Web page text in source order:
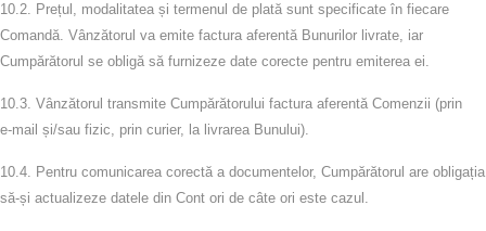
10.2. Prețul, modalitatea și termenul de plată sunt specificate în fiecare
Comandă. Vânzătorul va emite factura aferentă Bunurilor livrate, iar
Cumpărătorul se obligă să furnizeze date corecte pentru emiterea ei.
10.3. Vânzătorul transmite Cumpărătorului factura aferentă Comenzii (prin
e‑mail și/sau fizic, prin curier, la livrarea Bunului).
10.4. Pentru comunicarea corectă a documentelor, Cumpărătorul are obligația
să‑și actualizeze datele din Cont ori de câte ori este cazul.